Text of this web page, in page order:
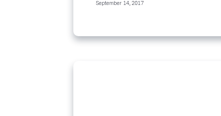
sich die Zeit genommen, die
September 14, 2017